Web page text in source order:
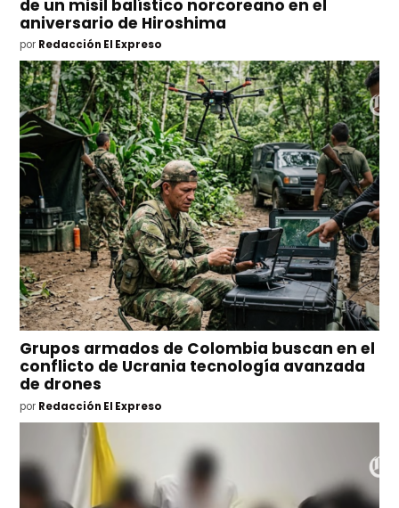
de un misil balístico norcoreano en el
aniversario de Hiroshima
por Redacción El Expreso
Grupos armados de Colombia buscan en el
conflicto de Ucrania tecnología avanzada
de drones
por Redacción El Expreso